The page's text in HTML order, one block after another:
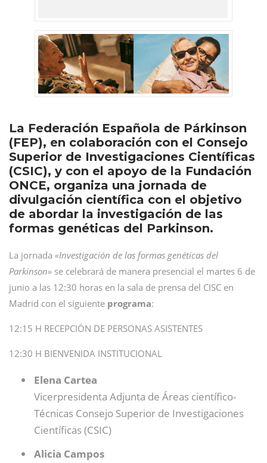
La Federación Española de Párkinson
(FEP), en colaboración con el Consejo
Superior de Investigaciones Científicas
(CSIC), y con el apoyo de la Fundación
ONCE, organiza una jornada de
divulgación científica con el objetivo
de abordar la investigación de las
formas genéticas del Parkinson.
La jornada «Investigación de las formas genéticas del
Parkinson» se celebrará de manera presencial el martes 6 de
junio a las 12:30 horas en la sala de prensa del CISC en
Madrid con el siguiente programa:
12:15 H RECEPCIÓN DE PERSONAS ASISTENTES
12:30 H BIENVENIDA INSTITUCIONAL
Elena Cartea
Vicerpresidenta Adjunta de Áreas científico-
Técnicas Consejo Superior de Investigaciones
Científicas (CSIC)
Alicia Campos